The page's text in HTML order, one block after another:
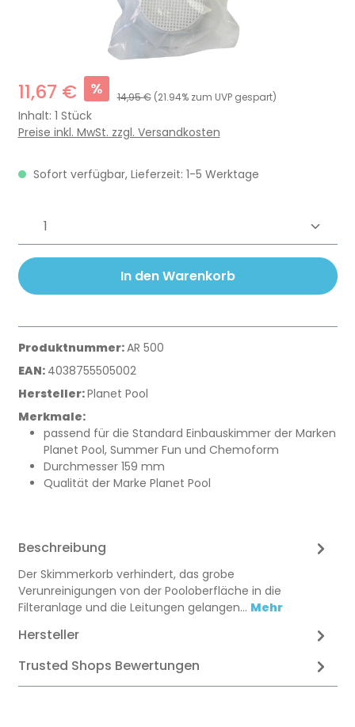
11,67 € % 14,95 € (21.94% zum UVP gespart)
Inhalt: 1 Stück
Preise inkl. MwSt. zzgl. Versandkosten
Sofort verfügbar, Lieferzeit: 1-5 Werktage
Produkt Anzahl: Gib den
In den Warenkorb
Produktnummer:AR 500
EAN: 4038755505002
Hersteller:Planet Pool
Merkmale:
passend für die Standard Einbauskimmer der Marken
Planet Pool, Summer Fun und Chemoform
Durchmesser 159 mm
Qualität der Marke Planet Pool
Beschreibung
Der Skimmerkorb verhindert, das grobe
Verunreinigungen von der Pooloberfläche in die
Filteranlage und die Leitungen gelangen… Mehr
Hersteller
Trusted Shops Bewertungen